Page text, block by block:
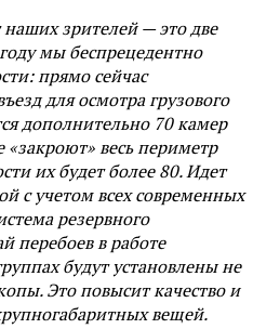
зрителей — это две
мы беспрецедентно
прямо сейчас
для осмотра грузового
дополнительно 70 камер
весь периметр
их будет более 80. Идет
с учетом всех современных
резервного
перебоев в работе
будут установлены не
Это повысит качество и
вещей.